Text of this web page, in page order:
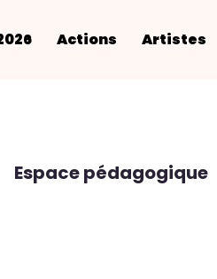
Actions Artistes
Espace pédagogique